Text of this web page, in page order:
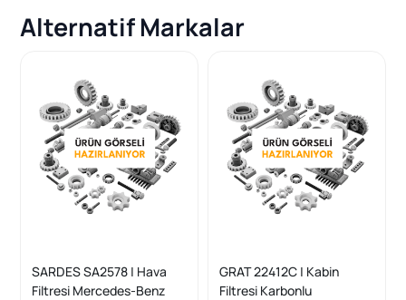
Alternatif Markalar
SARDES SA2578 | Hava
Filtresi Mercedes-Benz
GRAT 22412C | Kabin
Filtresi Karbonlu